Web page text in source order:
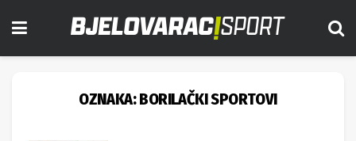
OZNAKA:BORILAČKI SPORTOVI